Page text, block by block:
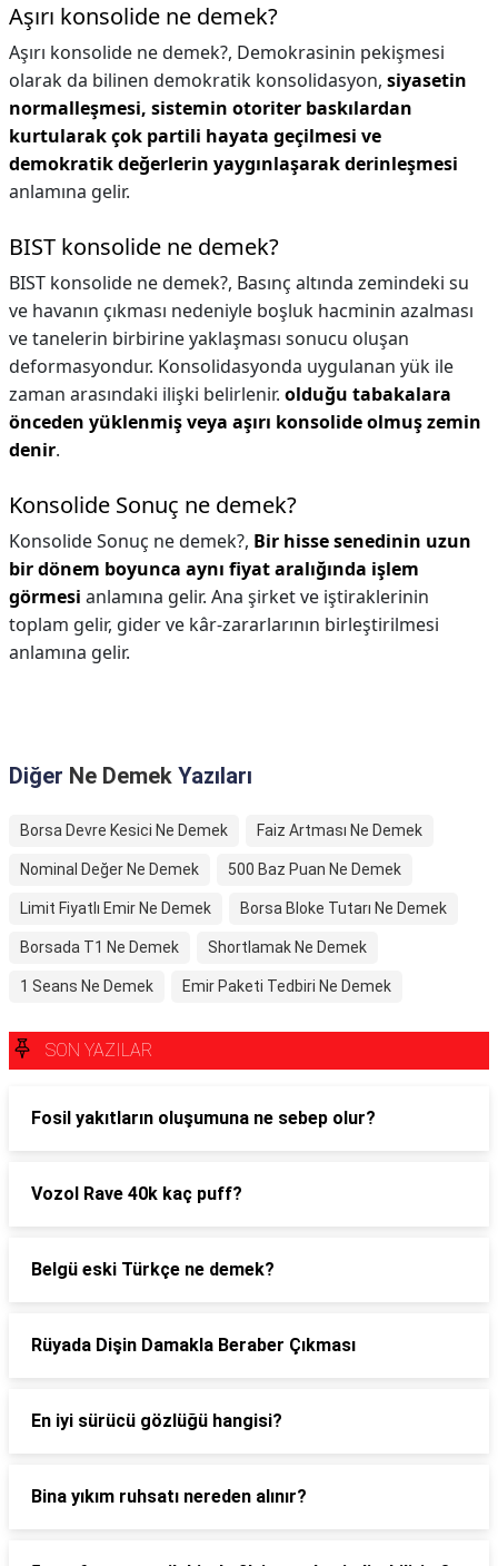
Aşırı konsolide ne demek?
Aşırı konsolide ne demek?, Demokrasinin pekişmesi
olarak da bilinen demokratik konsolidasyon, siyasetin
normalleşmesi, sistemin otoriter baskılardan
kurtularak çok partili hayata geçilmesi ve
demokratik değerlerin yaygınlaşarak derinleşmesi
anlamına gelir.
BIST konsolide ne demek?
BIST konsolide ne demek?, Basınç altında zemindeki su
ve havanın çıkması nedeniyle boşluk hacminin azalması
ve tanelerin birbirine yaklaşması sonucu oluşan
deformasyondur. Konsolidasyonda uygulanan yük ile
zaman arasındaki ilişki belirlenir. olduğu tabakalara
önceden yüklenmiş veya aşırı konsolide olmuş zemin
denir.
Konsolide Sonuç ne demek?
Konsolide Sonuç ne demek?, Bir hisse senedinin uzun
bir dönem boyunca aynı fiyat aralığında işlem
görmesi anlamına gelir. Ana şirket ve iştiraklerinin
toplam gelir, gider ve kâr-zararlarının birleştirilmesi
anlamına gelir.
Diğer Ne Demek Yazıları
Borsa Devre Kesici Ne Demek Faiz Artması Ne Demek
Nominal Değer Ne Demek 500 Baz Puan Ne Demek
Limit Fiyatlı Emir Ne Demek Borsa Bloke Tutarı Ne Demek
Borsada T1 Ne Demek Shortlamak Ne Demek
1 Seans Ne Demek Emir Paketi Tedbiri Ne Demek
SON YAZILAR
Fosil yakıtların oluşumuna ne sebep olur?
Vozol Rave 40k kaç puff?
Belgü eski Türkçe ne demek?
Rüyada Dişin Damakla Beraber Çıkması
En iyi sürücü gözlüğü hangisi?
Bina yıkım ruhsatı nereden alınır?